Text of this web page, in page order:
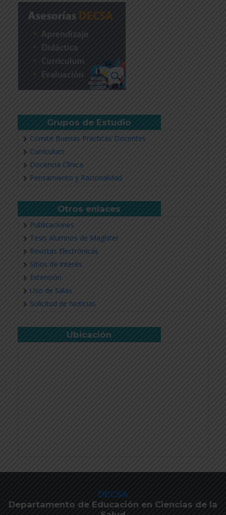
Grupos de Estudio
Comité Buenas Practicas Docentes
Currículum
Docencia Clínica
Pensamiento y Racionalidad
Otros enlaces
Publicaciones
Tesis Alumnos de Magíster
Revistas Electrónicas
Sitios de Interés
Extensión
Uso de Salas
Solicitud de Noticias
Ubicación
DECSA
Departamento de Educación en Ciencias de la